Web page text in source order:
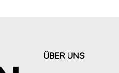
ÜBER UNS